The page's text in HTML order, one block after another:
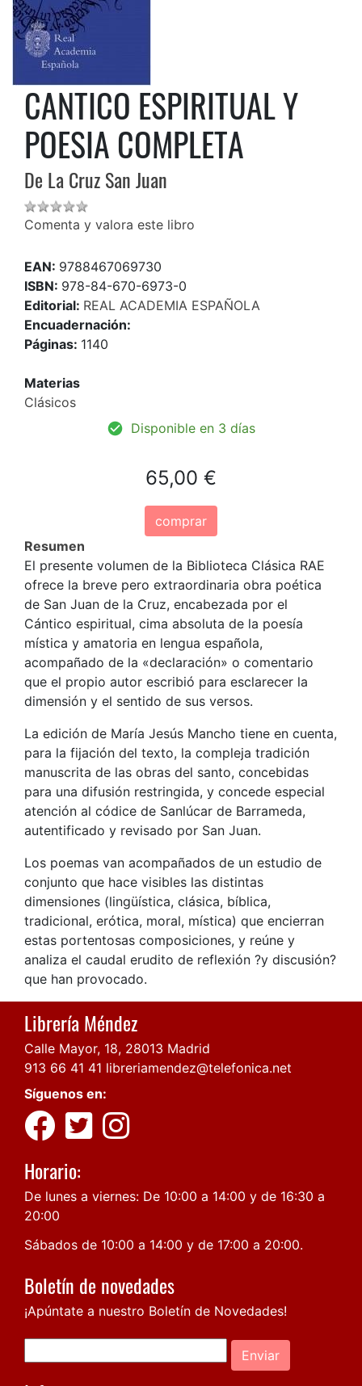
CANTICO ESPIRITUAL Y
POESIA COMPLETA
De La Cruz San Juan
Comenta y valora este libro
EAN: 9788467069730
ISBN: 978-84-670-6973-0
Editorial: REAL ACADEMIA ESPAÑOLA
Encuadernación:
Páginas: 1140
Materias
Clásicos
Disponible en 3 días
65,00 €
comprar
Resumen
El presente volumen de la Biblioteca Clásica RAE
ofrece la breve pero extraordinaria obra poética
de San Juan de la Cruz, encabezada por el
Cántico espiritual, cima absoluta de la poesía
mística y amatoria en lengua española,
acompañado de la «declaración» o comentario
que el propio autor escribió para esclarecer la
dimensión y el sentido de sus versos.
La edición de María Jesús Mancho tiene en cuenta,
para la fijación del texto, la compleja tradición
manuscrita de las obras del santo, concebidas
para una difusión restringida, y concede especial
atención al códice de Sanlúcar de Barrameda,
autentificado y revisado por San Juan.
Los poemas van acompañados de un estudio de
conjunto que hace visibles las distintas
dimensiones (lingüística, clásica, bíblica,
tradicional, erótica, moral, mística) que encierran
estas portentosas composiciones, y reúne y
analiza el caudal erudito de reflexión ?y discusión?
que han provocado.
Librería Méndez
Calle Mayor, 18, 28013 Madrid
913 66 41 41 libreriamendez@telefonica.net
Síguenos en:
Horario:
De lunes a viernes: De 10:00 a 14:00 y de 16:30 a
20:00
Sábados de 10:00 a 14:00 y de 17:00 a 20:00.
Boletín de novedades
¡Apúntate a nuestro Boletín de Novedades!
Enviar